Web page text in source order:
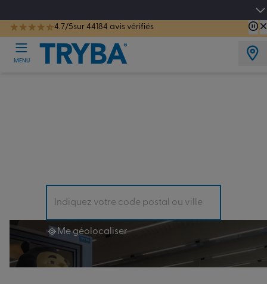
Les jours tentation : Jusqu'à -15% sur vos fenêtres, portes, volets et pergolas
4.7/5sur 44184 avis vérifiés
MENU
Me géolocaliser